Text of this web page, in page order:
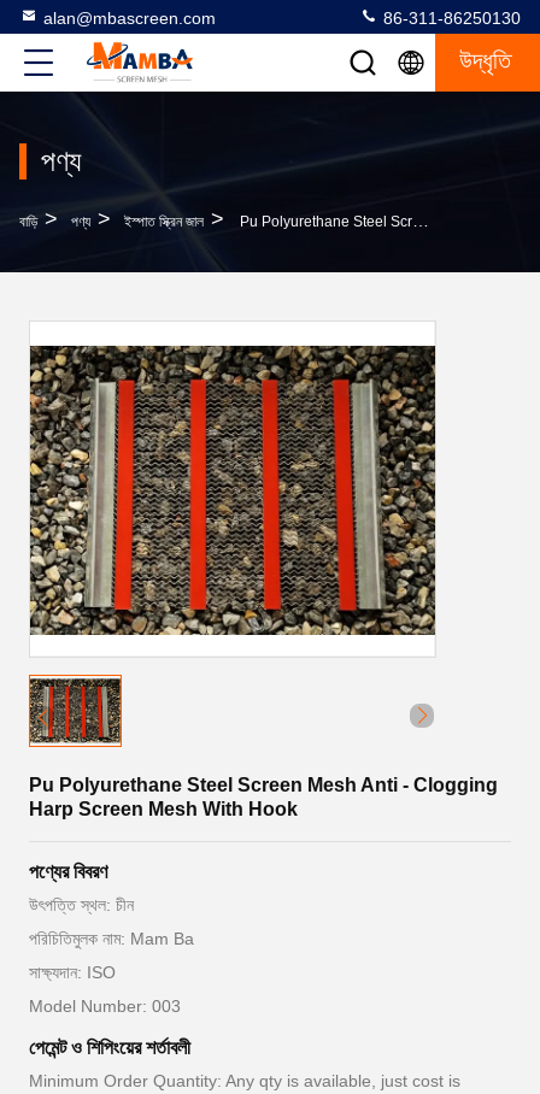
alan@mbascreen.com 86-311-86250130
উদ্ধৃতি
পণ্য
বাড়ি > পণ্য > ইস্পাত স্ক্রিন জাল > Pu Polyurethane Steel Screen Mesh Anti - Clogging Harp Screen Mesh With Hook
Pu Polyurethane Steel Screen Mesh Anti - Clogging
Harp Screen Mesh With Hook
পণ্যের বিবরণ
উৎপত্তি স্থল: চীন
পরিচিতিমুলক নাম: Mam Ba
সাক্ষ্যদান: ISO
Model Number: 003
পেমেন্ট ও শিপিংয়ের শর্তাবলী
Minimum Order Quantity: Any qty is available, just cost is